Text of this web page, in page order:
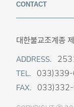
CONTACT
대한불교조계종
ADDRESS.
TEL.
FAX.